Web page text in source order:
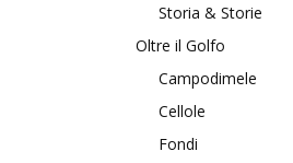
Storia & Storie
Oltre il Golfo
Campodimele
Cellole
Fondi